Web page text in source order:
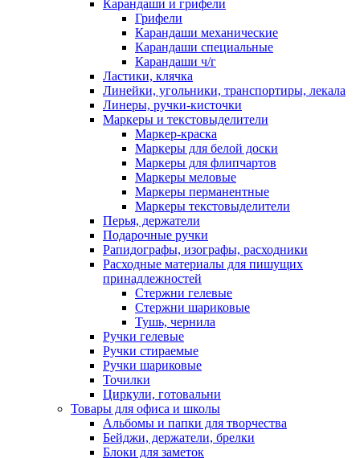
Карандаши и грифели
Грифели
Карандаши механические
Карандаши специальные
Карандаши ч/г
Ластики, клячка
Линейки, угольники, транспортиры, лекала
Линеры, ручки-кисточки
Маркеры и текстовыделители
Маркер-краска
Маркеры для белой доски
Маркеры для флипчартов
Маркеры меловые
Маркеры перманентные
Маркеры текстовыделители
Перья, держатели
Подарочные ручки
Рапидографы, изографы, расходники
Расходные материалы для пишущих
принадлежностей
Стержни гелевые
Стержни шариковые
Тушь, чернила
Ручки гелевые
Ручки стираемые
Ручки шариковые
Точилки
Циркули, готовальни
Товары для офиса и школы
Альбомы и папки для творчества
Бейджи, держатели, брелки
Блоки для заметок